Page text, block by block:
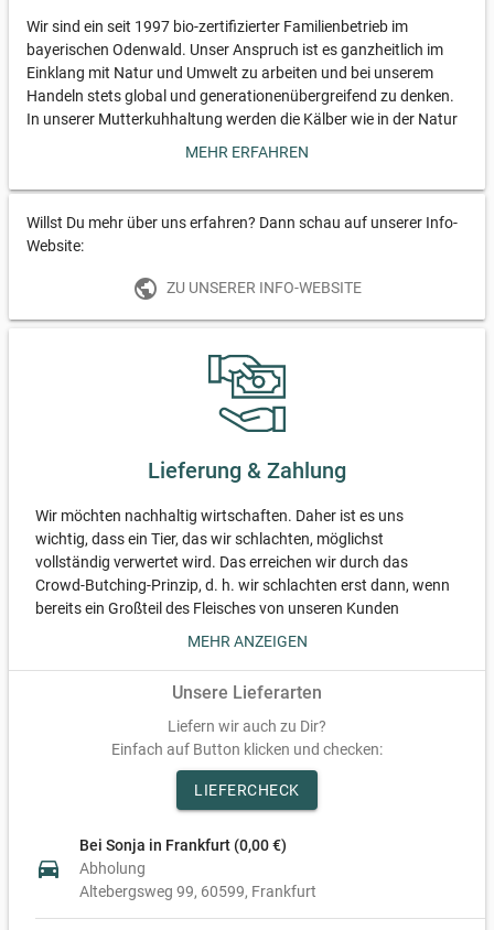
Wir sind ein seit 1997 bio-zertifizierter Familienbetrieb im
bayerischen Odenwald. Unser Anspruch ist es ganzheitlich im
Einklang mit Natur und Umwelt zu arbeiten und bei unserem
Handeln stets global und generationenübergreifend zu denken.
In unserer Mutterkuhhaltung werden die Kälber wie in der Natur
Herbst auf der Weide und den Winter verbringen sie im
Form der Landwirtschaft schont das Klima, fördert die
Artenvielfalt und ermöglicht unseren Rindern ein artgerechtes
Leben. Am Ende ihres Lebens schlachten wir unsere Rinder bei
mit dem Ziel unseren Kunden gesunde, nährstoffreiche
Lebensmittel zu bieten, die diese mit gutem Gewissen genießen
Auf unserer Website findet ihr weitere Infos zu unserem Hof:
MEHR ERFAHREN
Willst Du mehr über uns erfahren? Dann schau auf unserer Info-
Website:
public ZU UNSERER INFO-WEBSITE
Lieferung & Zahlung
Wir möchten nachhaltig wirtschaften. Daher ist es uns
wichtig, dass ein Tier, das wir schlachten, möglichst
vollständig verwertet wird. Das erreichen wir durch das
Crowd-Butching-Prinzip, d. h. wir schlachten erst dann, wenn
bereits ein Großteil des Fleisches von unseren Kunden
müssen. Ihr habt unten die Möglichkeit die gewünschten
Portionen zu reservieren und könnt dort auch einsehen, zu
welchem Anteil das Rind bereits reserviert ist. Sobald der
angestrebte Anteil des Rindes reserviert ist, vereinbaren wir
mit unserem Metzger einen Schlachttermin und geben euch
Bescheid, wann die Ware abhol- bzw. lieferbereit ist.
Da zum Zeitpunkt der Reservierung noch nicht die exakten
Portionsgewichte feststehen, sind Gewichts- und
MEHR ANZEIGEN
Unsere Lieferarten
Liefern wir auch zu Dir?
Einfach auf Button klicken und checken:
LIEFERCHECK
directions_car
Bei Sonja in Frankfurt (0,00 €)
Abholung
Altebergsweg 99 60599 Frankfurt